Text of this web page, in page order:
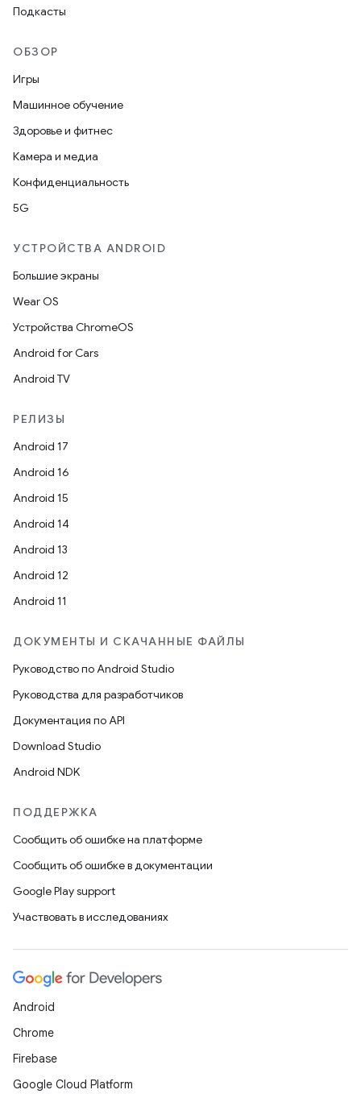
Подкасты
ОБЗОР
Игры
Машинное обучение
Здоровье и фитнес
Камера и медиа
Конфиденциальность
5G
УСТРОЙСТВА ANDROID
Большие экраны
Wear OS
Устройства ChromeOS
Android for Cars
Android TV
РЕЛИЗЫ
Android 17
Android 16
Android 15
Android 14
Android 13
Android 12
Android 11
ДОКУМЕНТЫ И СКАЧАННЫЕ ФАЙЛЫ
Руководство по Android Studio
Руководства для разработчиков
Документация по API
Download Studio
Android NDK
ПОДДЕРЖКА
Сообщить об ошибке на платформе
Сообщить об ошибке в документации
Google Play support
Участвовать в исследованиях
Android
Chrome
Firebase
Google Cloud Platform